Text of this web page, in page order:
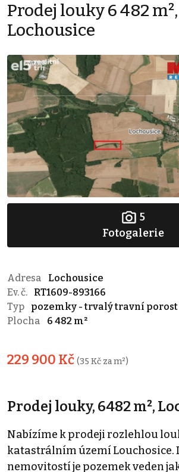
Prodej louky 6 482 m²,
Lochousice
5
Fotogalerie
Adresa
Lochousice
Ev. č.
RT1609-893166
Typ
pozemky - trvalý travní porost
Plocha
6 482 m²
229 900 Kč (35 Kč za m²)
Prodej louky, 6482 m²,
Nabízíme k prodeji rozlehlou
katastrálním území Louchosice.
nemovitostí je pozemek veden